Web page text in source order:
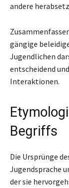
andere
gängige
Jugendlichen
entscheidend
Interaktionen.
Begriffs
Die Ursprünge
Jugendsprache
der sie